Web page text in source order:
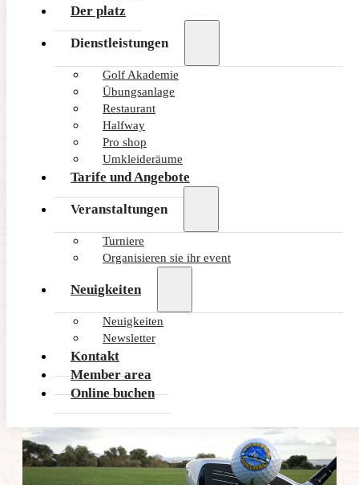
Der platz
Dienstleistungen
Golf Akademie
Übungsanlage
Restaurant
Halfway
Pro shop
Umkleideräume
Tarife und Angebote
Veranstaltungen
Turniere
Organisieren sie ihr event
Neuigkeiten
Neuigkeiten
Newsletter
Kontakt
Member area
Online buchen